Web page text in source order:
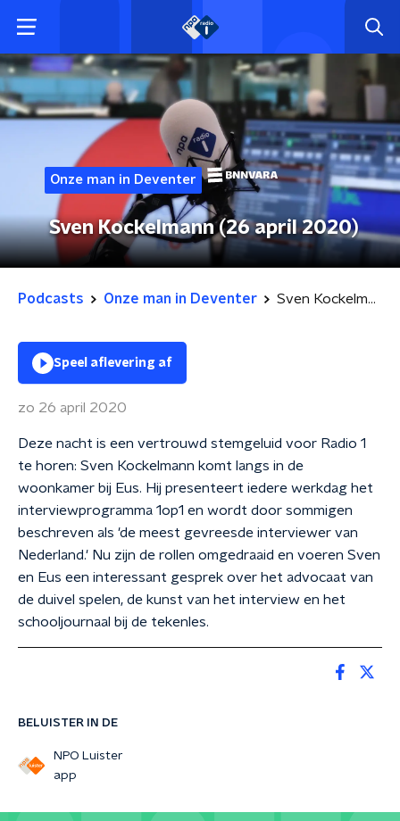
Onze man in Deventer
Sven Kockelmann (26 april 2020)
Podcasts Onze man in Deventer Sven Kockelmann (26 april 2020)
BELUISTER IN DE
NPO Luister
app
Speel aflevering af
zo 26 april 2020
Deze nacht is een vertrouwd stemgeluid voor Radio 1
te horen: Sven Kockelmann komt langs in de
woonkamer bij Eus. Hij presenteert iedere werkdag het
interviewprogramma 1op1 en wordt door sommigen
beschreven als 'de meest gevreesde interviewer van
Nederland.' Nu zijn de rollen omgedraaid en voeren Sven
en Eus een interessant gesprek over het advocaat van
de duivel spelen, de kunst van het interview en het
schooljournaal bij de tekenles.